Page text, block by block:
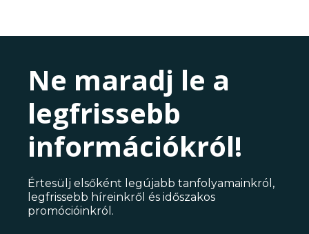
Ne maradj le a
legfrissebb
információkról!
Értesülj elsőként legújabb tanfolyamainkról,
legfrissebb híreinkről és időszakos
promócióinkról.